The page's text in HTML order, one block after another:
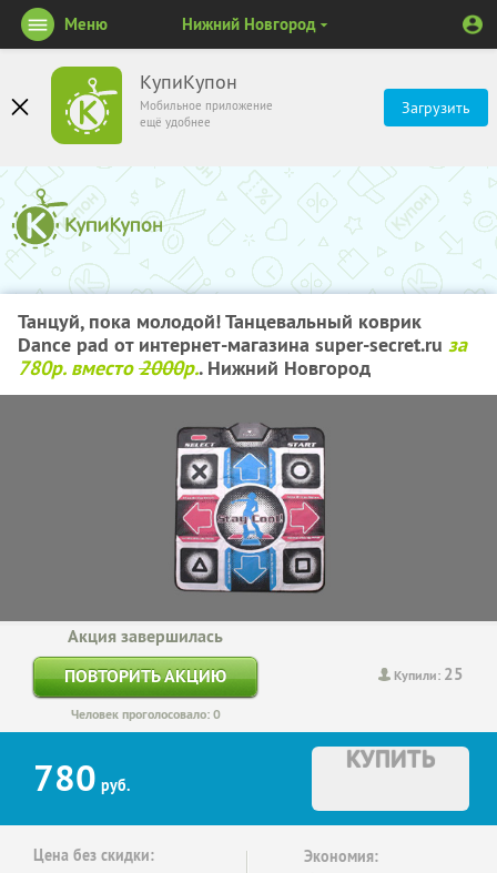
КупиКупон
Мобильное приложение
ещё удобнее
Загрузить
Меню Нижний Новгород
Танцуй, пока молодой! Танцевальный коврик
Dance pad от интернет-магазина super-secret.ru за
780р. вместо2000р.. Нижний Новгород
Купили: 25
Акция завершилась
ПОВТОРИТЬ АКЦИЮ
Человек проголосовало: 0
780 руб.
КУПИТЬ
Цена без скидки: Экономия: